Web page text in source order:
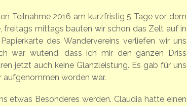
Teilnahme 2016 am kurzfristig 5 Tage vor dem
freitags mittags bauten wir schon das Zelt auf in
des Wandervereins verliefen wir uns
war wütend, dass ich mir den ganzen Driss
jetzt auch keine Glanzleistung. Es gab für uns
aufgenommen worden war.
etwas Besonderes werden. Claudia hatte einen